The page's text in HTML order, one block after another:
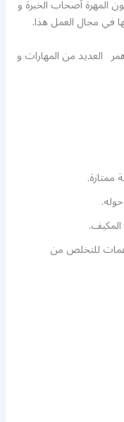
المهرة أصحاب الخبرة و
في مجال العمل هذا.
العديد من المهارات و
ممتازة.
المكيف.
للتخلص من